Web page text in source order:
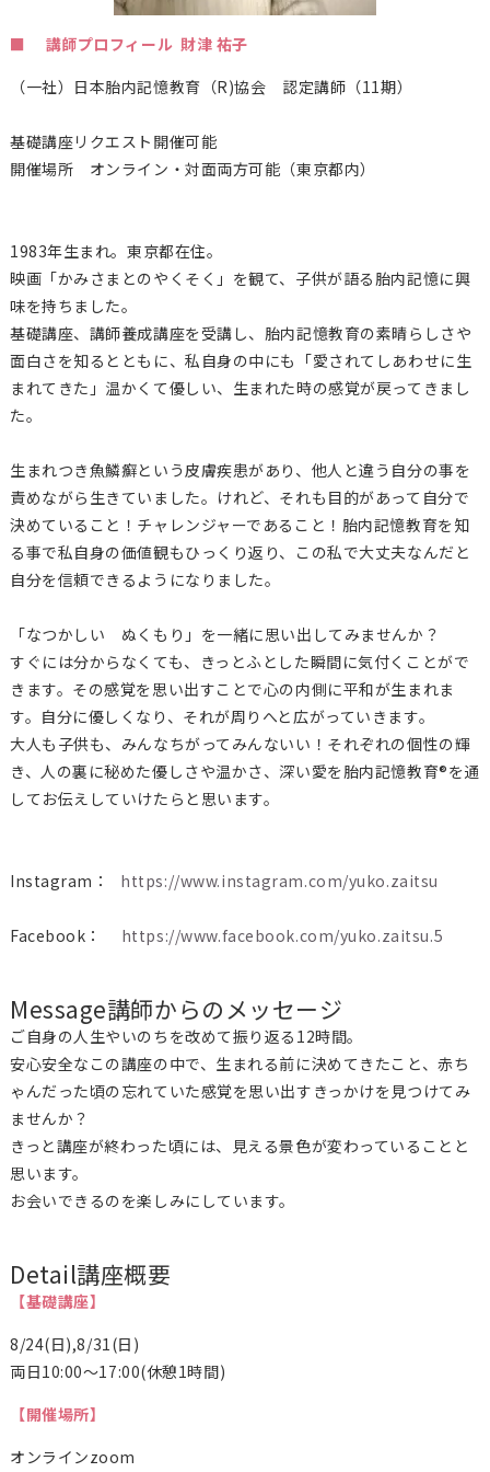
■ 講師プロフィール 財津 祐子
（一社）日本胎内記憶教育（R)協会 認定講師（11期）
基礎講座リクエスト開催可能
開催場所 オンライン・対面両方可能（東京都内）
1983年生まれ。東京都在住。
映画「かみさまとのやくそく」を観て、子供が語る胎内記憶に興
味を持ちました。
基礎講座、講師養成講座を受講し、胎内記憶教育の素晴らしさや
面白さを知るとともに、私自身の中にも「愛されてしあわせに生
まれてきた」温かくて優しい、生まれた時の感覚が戻ってきまし
た。
生まれつき魚鱗癬という皮膚疾患があり、他人と違う自分の事を
責めながら生きていました。けれど、それも目的があって自分で
決めていること！チャレンジャーであること！胎内記憶教育を知
る事で私自身の価値観もひっくり返り、この私で大丈夫なんだと
自分を信頼できるようになりました。
「なつかしい ぬくもり」を一緒に思い出してみませんか？
すぐには分からなくても、きっとふとした瞬間に気付くことがで
きます。その感覚を思い出すことで心の内側に平和が生まれま
す。自分に優しくなり、それが周りへと広がっていきます。
大人も子供も、みんなちがってみんないい！それぞれの個性の輝
き、人の裏に秘めた優しさや温かさ、深い愛を胎内記憶教育®を通
してお伝えしていけたらと思います。
Instagram： https://www.instagram.com/yuko.zaitsu
Facebook： https://www.facebook.com/yuko.zaitsu.5
Message講師からのメッセージ
ご自身の人生やいのちを改めて振り返る12時間。
安心安全なこの講座の中で、生まれる前に決めてきたこと、赤ち
ゃんだった頃の忘れていた感覚を思い出すきっかけを見つけてみ
ませんか？
きっと講座が終わった頃には、見える景色が変わっていることと
思います。
お会いできるのを楽しみにしています。
Detail講座概要
【基礎講座】
8/24(日),8/31(日)
両日10:00～17:00(休憩1時間)
【開催場所】
オンラインzoom